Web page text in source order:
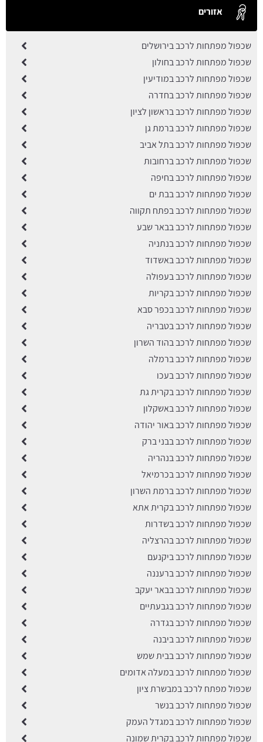
אזורים
שכפול מפתחות לרכב בירושלים
שכפול מפתחות לרכב בחולון
שכפול מפתחות לרכב במודיעין
שכפול מפתחות לרכב בחדרה
שכפול מפתחות לרכב בראשון לציון
שכפול מפתחות לרכב ברמת גן
שכפול מפתחות לרכב בתל אביב
שכפול מפתחות לרכב ברחובות
שכפול מפתחות לרכב בחיפה
שכפול מפתחות לרכב בבת ים
שכפול מפתחות לרכב בפתח תקווה
שכפול מפתחות לרכב בבאר שבע
שכפול מפתחות לרכב בנתניה
שכפול מפתחות לרכב באשדוד
שכפול מפתחות לרכב בעפולה
שכפול מפתחות לרכב בקריות
שכפול מפתחות לרכב בכפר סבא
שכפול מפתחות לרכב בטבריה
שכפול מפתחות לרכב בהוד השרון
שכפול מפתחות לרכב ברמלה
שכפול מפתחות לרכב בעכו
שכפול מפתחות לרכב בקרית גת
שכפול מפתחות לרכב באשקלון
שכפול מפתחות לרכב באור יהודה
שכפול מפתחות לרכב בבני ברק
שכפול מפתחות לרכב בנהריה
שכפול מפתחות לרכב בכרמיאל
שכפול מפתחות לרכב ברמת השרון
שכפול מפתחות לרכב בקרית אתא
שכפול מפתחות לרכב בשדרות
שכפול מפתחות לרכב בהרצליה
שכפול מפתחות לרכב ביקנעם
שכפול מפתחות לרכב ברעננה
שכפול מפתחות לרכב בבאר יעקב
שכפול מפתחות לרכב בגבעתיים
שכפול מפתחות לרכב בגדרה
שכפול מפתחות לרכב ביבנה
שכפול מפתחות לרכב בבית שמש
שכפול מפתחות לרכב במעלה אדומים
שכפול מפתח לרכב במבשרת ציון
שכפול מפתחות לרכב בנשר
שכפול מפתחות לרכב במגדל העמק
שכפול מפתחות לרכב בקרית שמונה